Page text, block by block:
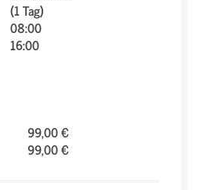
(1 Tag)
08:00
16:00
99,00 €
99,00 €